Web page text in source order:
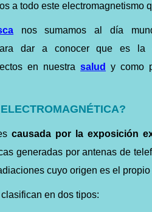
a todo este electromagnetismo
nos sumamos al día
dar a conocer que es la
en nuestrasalud
y como
causada por la exposición
generadas por antenas de
cuyo origen es el
en dos tipos: